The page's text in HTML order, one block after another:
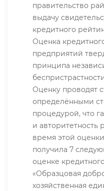
правительство
выдачу
кредитного
Оценка
предприятий
принципа
Оценку проводят
определёнными
процедурой, что
и авторитетность
время этой
получила 7
оценке
«Образцовая
хозяйственная